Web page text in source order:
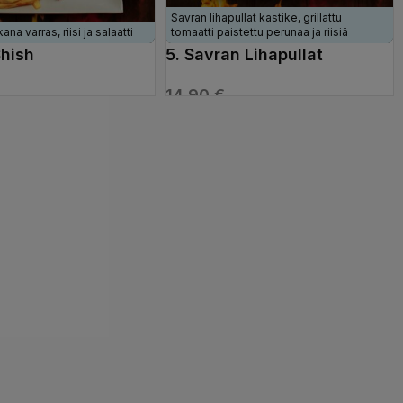
varras, riisi ja salaatti
Savran lihapullat kastike, grillattu
tomaatti paistettu perunaa ja riisiä
5. Savran Lihapullat
14,90€